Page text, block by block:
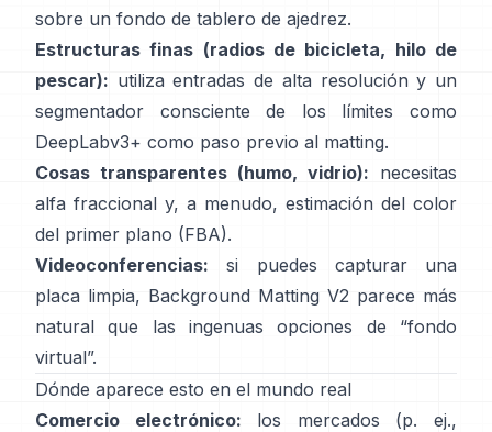
sobre un fondo de tablero de ajedrez.
Estructuras finas (radios de bicicleta, hilo de
pescar): utiliza entradas de alta resolución y un
segmentador consciente de los límites como
DeepLabv3+ como paso previo al matting.
Cosas transparentes (humo, vidrio): necesitas
alfa fraccional y, a menudo, estimación del color
del primer plano (FBA).
Videoconferencias: si puedes capturar una
placa limpia, Background Matting V2 parece más
natural que las ingenuas opciones de “fondo
virtual”.
Dónde aparece esto en el mundo real
Comercio electrónico: los mercados (p. ej.,